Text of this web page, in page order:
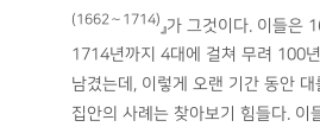
(1662∼1714) 』가 그것이다. 이들은
1714년까지 4대에 걸쳐 무려 100
남겼는데, 이렇게 오랜 기간 동안
집안의 사례는 찾아보기 힘들다. 이